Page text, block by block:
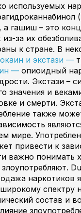
используемых
а гашиш – это
за их
к стране. В
и экстази —
— опиоидный
Экстази –
значения и
и смерти.
также
мире.
привести к
важно понимать
наркотиков
спектру
состав